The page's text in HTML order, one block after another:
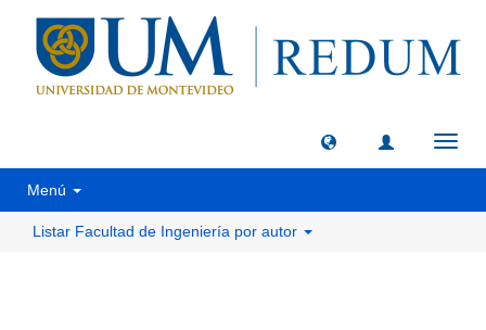
Menú
Listar Facultad de Ingeniería por autor